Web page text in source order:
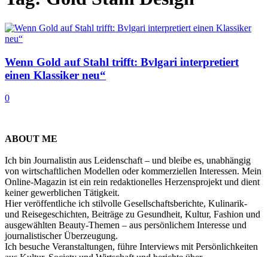
Wenn Gold auf Stahl trifft: Bvlgari interpretiert
einen Klassiker neu“
0
ABOUT ME
Ich bin Journalistin aus Leidenschaft – und bleibe es, unabhängig
von wirtschaftlichen Modellen oder kommerziellen Interessen. Mein
Online-Magazin ist ein rein redaktionelles Herzensprojekt und dient
keiner gewerblichen Tätigkeit.
Hier veröffentliche ich stilvolle Gesellschaftsberichte, Kulinarik-
und Reisegeschichten, Beiträge zu Gesundheit, Kultur, Fashion und
ausgewählten Beauty-Themen – aus persönlichem Interesse und
journalistischer Überzeugung.
Ich besuche Veranstaltungen, führe Interviews mit Persönlichkeiten